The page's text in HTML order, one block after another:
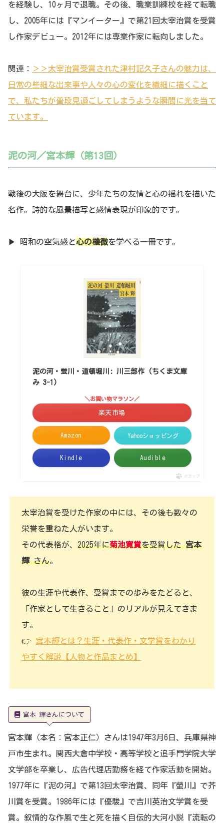
を経験し、10ヶ月で退職。その後、職業訓練校を経て転職
し、2005年には『マンイーター』で第21回太宰治賞を受賞
し作家デビュー。2012年には専業作家に転向しました。
関連：
＞＞太宰治賞受賞された津村記久子さんの魅力は、
日常の些細な出来事や人々の心の変化を繊細に描くこと
で、私たちが普段見過ごしてしまうような瞬間に光を当て
ています。
泥の河／宮本輝（第13回）
戦後の大阪を舞台に、少年たちの友情と心の揺れを描いた
名作。詩的な風景描写と感情表現が印象的です。
▶ 昭和の空気感と心の機微を学べる一冊です。
泥の河・蛍川・道頓堀川: 川三部作 (ちくま文庫
み 3-1)
Amazon
＼お買い物マラソン／
楽天市場
Yahooショッピング
Kindle Audible
ポチップ
太宰治賞を受けた作家の中には、その後も数々の
栄誉を重ねた人がいます。
その代表格が、 2025年に菊池寛賞を受賞した宮本
輝さん。
彼の生涯や代表作、受賞までの歩みをたどると、
「作家として生きること」のリアルが見えてきま
す。
👉 宮本輝とは？生涯・代表作・文学賞をわかり
やすく解説【人物と作品まとめ】
宮本 輝さんについて
宮本輝（本名：宮本正仁）さんは1947年3月6日、兵庫県神
戸市生まれ。関西大倉中学校・高等学校と追手門学院大学
文学部を卒業し、広告代理店勤務を経て作家活動を開始。
1977年に『泥の河』で第13回太宰治賞、同年『螢川』で芥
川賞を受賞。1986年には『優駿』で吉川英治文学賞を受
賞。叙情的な作風で生と死を描く自伝的大河小説『流転の